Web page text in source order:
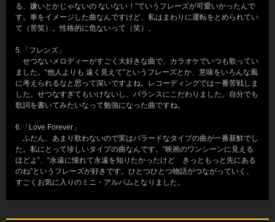
る、嫌いとかじゃないの ないない！”ていうフレーズが可愛いかったんで
す。車をイメージした曲なんですけど、私はまわりに運転をとめられてい
て（苦笑）。性格的に危ないって（笑）。
5.「フレンズ」
せつないメロディーがすごく大好きな曲で、カラオケでいつも歌ってい
ました。“他人よりも 遠く見えて”というフレーズとか、意味をいろんな風
に考えられるなと思って深いですよね。レコーディングでは一番苦戦しま
した。せつなすぎてもいけないし、バランスにこだわりました。自分でも
歌詞を書いてみたいなって勉強になった曲ですね。
6.「Love Forever」
ふだん、あまり歌わないので実はバラードなタイプの曲が一番新鮮でし
た。私にとって珍しいタイプの曲なんです。“映画のワンシーンに見える
ほどよ”、“永遠に憧れて永遠を知りたかったけど きっともっと先にある
のね”というフレーズが好きです。ひとつひとつ物語がつながっていく、
すごくお気に入りのミニ・アルバムとなりました。